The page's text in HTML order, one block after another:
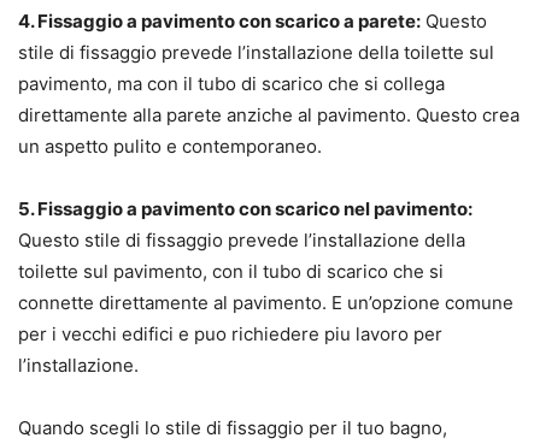
4. Fissaggio a pavimento con scarico a parete: Questo
stile di fissaggio prevede l’installazione della toilette sul
pavimento, ma con il tubo di scarico che si collega
direttamente alla parete anziche al pavimento. Questo crea
un aspetto pulito e contemporaneo.
5. Fissaggio a pavimento con scarico nel pavimento:
Questo stile di fissaggio prevede l’installazione della
toilette sul pavimento, con il tubo di scarico che si
connette direttamente al pavimento. E un’opzione comune
per i vecchi edifici e puo richiedere piu lavoro per
l’installazione.
Quando scegli lo stile di fissaggio per il tuo bagno,